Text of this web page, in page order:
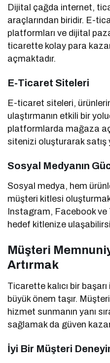
Dijital çağda internet,
araçlarından biridir. E-
platformları ve dijital
ticarette kolay para
açmaktadır.
E-Ticaret Siteleri
E-ticaret siteleri,
ulaştırmanın etkili bir
platformlarda mağaza
sitenizi oluşturarak satış
Sosyal Medyanın
Sosyal medya, hem
müşteri kitlesi
Instagram, Facebook
hedef kitlenize
Müşteri
Artırmak
Ticarette kalıcı bir
büyük önem taşır.
hizmet sunmanın yanı
sağlamak da güven
İyi Bir Müşteri